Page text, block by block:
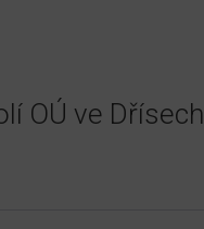
OÚ ve Dřísech